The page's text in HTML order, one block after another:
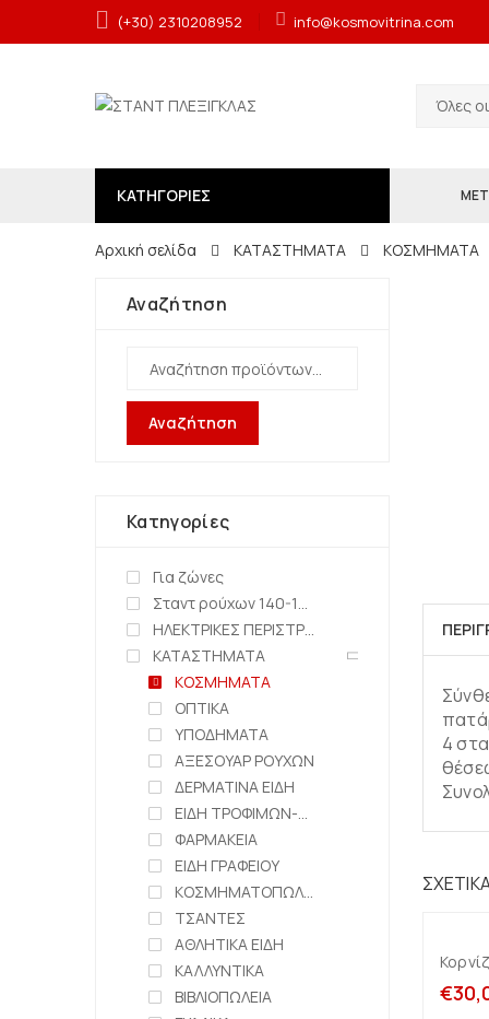
(+30) 2310208952 info@kosmovitrina.com
Όλες
ΚΑΤΗΓΟΡΙΕΣ
Αρχική σελίδα ΚΑΤΑΣΤΗΜΑΤΑ ΚΟΣΜΗΜΑΤΑ
4
€
Αναζήτηση
Αναζήτηση
Κατηγορίες
Για ζώνες
Σταντ ρούχων 140-150cm
ΗΛΕΚΤΡΙΚΕΣ ΠΕΡΙΣΤΡΕΦΟΜΕΝΕΣ ΒΑΣΕΙΣ
ΚΑΤΑΣΤΗΜΑΤΑ
ΚΟΣΜΗΜΑΤΑ
ΟΠΤΙΚΑ
ΥΠΟΔΗΜΑΤΑ
ΑΞΕΣΟΥΑΡ ΡΟΥΧΩΝ
ΔΕΡΜΑΤΙΝΑ ΕΙΔΗ
ΕΙΔΗ ΤΡΟΦΙΜΩΝ-ΖΑΧΑΡΟΠΛΑΣΤΕΙΑ
ΦΑΡΜΑΚΕΙΑ
ΕΙΔΗ ΓΡΑΦΕΙΟΥ
ΚΟΣΜΗΜΑΤΟΠΩΛΕΙΑ
ΤΣΑΝΤΕΣ
ΑΘΛΗΤΙΚΑ ΕΙΔΗ
ΚΑΛΛΥΝΤΙΚΑ
ΒΙΒΛΙΟΠΩΛΕΙΑ